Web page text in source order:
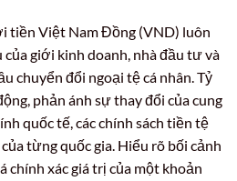
tiền Việt Nam Đồng (VND) luôn
của giới kinh doanh, nhà đầu tư và
chuyển đổi ngoại tệ cá nhân. Tỷ
phản ánh sự thay đổi của cung
quốc tế, các chính sách tiền tệ
từng quốc gia. Hiểu rõ bối cảnh
chính xác giá trị của một khoản